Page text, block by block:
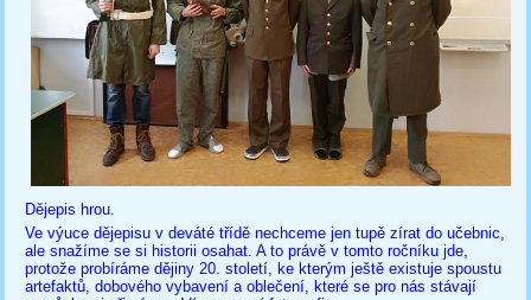
Dějepis hrou.
Ve výuce dějepisu v deváté třídě nechceme jen tupě zírat do učebnic,
ale snažíme se si historii osahat. A to právě v tomto ročníku jde,
protože probíráme dějiny 20. století, ke kterým ještě existuje spoustu
artefaktů, dobového vybavení a oblečení, které se pro nás stávají